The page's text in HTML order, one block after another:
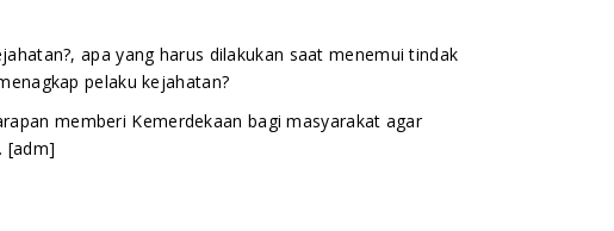
apa yang harus dilakukan saat menemui tindak
pelaku kejahatan?
memberi Kemerdekaan bagi masyarakat agar
[adm]